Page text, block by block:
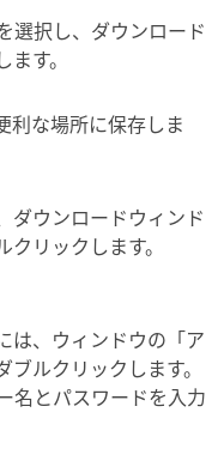
選択し、ダウンロード
す。
利な場所に保存しま
ダウンロードウィンド
リックします。
は、ウィンドウの「ア
ルクリックします。
名とパスワードを入力